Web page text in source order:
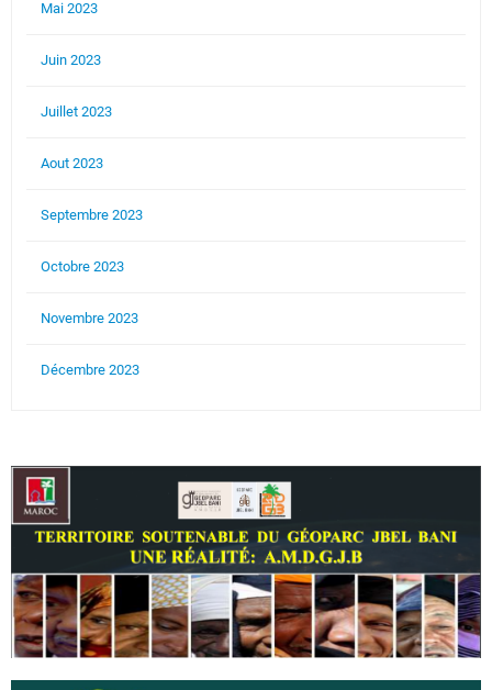
Mai 2023
Juin 2023
Juillet 2023
Aout 2023
Septembre 2023
Octobre 2023
Novembre 2023
Décembre 2023